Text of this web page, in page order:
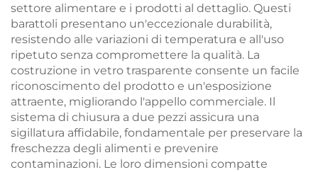
settore alimentare e i prodotti al dettaglio. Questi
barattoli presentano un'eccezionale durabilità,
resistendo alle variazioni di temperatura e all'uso
ripetuto senza compromettere la qualità. La
costruzione in vetro trasparente consente un facile
riconoscimento del prodotto e un'esposizione
attraente, migliorando l'appello commerciale. Il
sistema di chiusura a due pezzi assicura una
sigillatura affidabile, fondamentale per preservare la
freschezza degli alimenti e prevenire
contaminazioni. Le loro dimensioni compatte